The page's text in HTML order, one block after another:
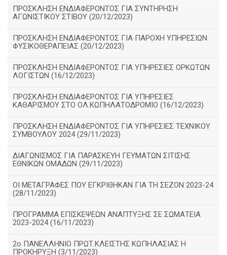
ΠΡΟΣΚΛΗΣΗ ΕΝΔΙΑΦΕΡΟΝΤΟΣ ΓΙΑ ΣΥΝΤΗΡΗΣΗ
ΑΓΩΝΙΣΤΙΚΟΥ ΣΤΙΒΟΥ (20/12/2023)
ΠΡΟΣΚΛΗΣΗ ΕΝΔΙΑΦΕΡΟΝΤΟΣ ΓΙΑ ΠΑΡΟΧΗ ΥΠΗΡΕΣΙΩΝ
ΦΥΣΙΚΟΘΕΡΑΠΕΙΑΣ (20/12/2023)
ΠΡΟΣΚΛΗΣΗ ΕΝΔΙΑΦΕΡΟΝΤΟΣ ΓΙΑ ΥΠΗΡΕΣΙΕΣ ΟΡΚΩΤΩΝ
ΛΟΓΙΣΤΩΝ (16/12/2023)
ΠΡΟΣΚΛΗΣΗ ΕΝΔΙΑΦΕΡΟΝΤΟΣ ΓΙΑ ΥΠΗΡΕΣΙΕΣ
ΚΑΘΑΡΙΣΜΟΥ ΣΤΟ ΟΛ.ΚΩΠΗΛΑΤΟΔΡΟΜΙΟ (16/12/2023)
ΠΡΟΣΚΛΗΣΗ ΕΝΔΙΑΦΕΡΟΝΤΟΣ ΓΙΑ ΥΠΗΡΕΣΙΕΣ ΤΕΧΝΙΚΟΥ
ΣΥΜΒΟΥΛΟΥ 2024 (29/11/2023)
ΔΙΑΓΩΝΙΣΜΟΣ ΓΙΑ ΠΑΡΑΣΚΕΥΗ ΓΕΥΜΑΤΩΝ ΣΙΤΙΣΗΣ
ΕΘΝΙΚΩΝ ΟΜΑΔΩΝ (29/11/2023)
ΟΙ ΜΕΤΑΓΡΑΦΕΣ ΠΟΥ ΕΓΚΡΙΘΗΚΑΝ ΓΙΑ ΤΗ ΣΕΖΟΝ 2023-24
(28/11/2023)
ΠΡΟΓΡΑΜΜΑ ΕΠΙΣΚΕΨΕΩΝ ΑΝΑΠΤΥΞΗΣ ΣΕ ΣΩΜΑΤΕΙΑ
2023-2024 (16/11/2023)
2ο ΠΑΝΕΛΛΗΝΙΟ ΠΡΩΤ.ΚΛΕΙΣΤΗΣ ΚΩΠΗΛΑΣΙΑΣ Η
ΠΡΟΚΗΡΥΞΗ (3/11/2023)